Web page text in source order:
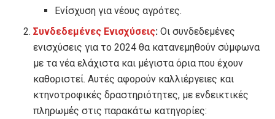
Ενίσχυση για νέους αγρότες.
Συνδεδεμένες Ενισχύσεις: Οι συνδεδεμένες
ενισχύσεις για το 2024 θα κατανεμηθούν σύμφωνα
με τα νέα ελάχιστα και μέγιστα όρια που έχουν
καθοριστεί. Αυτές αφορούν καλλιέργειες και
κτηνοτροφικές δραστηριότητες, με ενδεικτικές
πληρωμές στις παρακάτω κατηγορίες: